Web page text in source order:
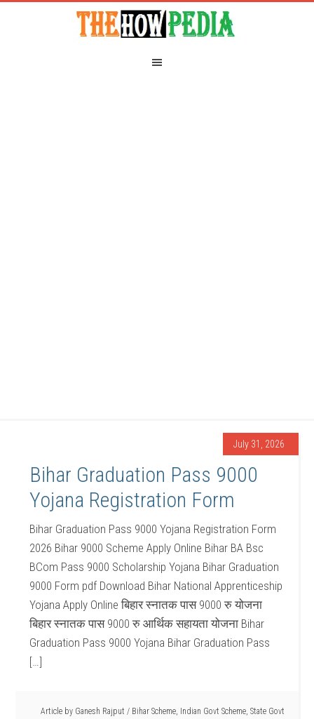
July 31, 2026
Bihar Graduation Pass 9000
Yojana Registration Form
Bihar Graduation Pass 9000 Yojana Registration Form
2026 Bihar 9000 Scheme Apply Online Bihar BA Bsc
BCom Pass 9000 Scholarship Yojana Bihar Graduation
9000 Form pdf Download Bihar National Apprenticeship
Yojana Apply Online बिहार स्नातक पास 9000 रु योजना
बिहार स्नातक पास 9000 रु आर्थिक सहायता योजना Bihar
Graduation Pass 9000 Yojana Bihar Graduation Pass
[…]
Article by Ganesh Rajput / Bihar Scheme, Indian Govt Scheme, State Govt